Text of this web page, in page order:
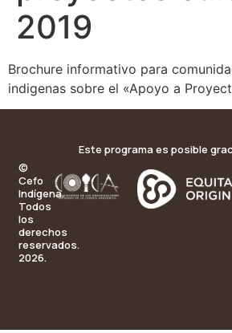
2019
Brochure informativo para
indigenas sobre el «Apoyo a
©
Cefo
Indígena.
Todos
los
derechos
reservados.
2026.
Este programa es posible